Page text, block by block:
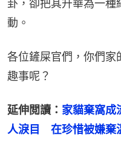
卦，卻把其升華為一
動。
各位鏟屎官們，你們家
趣事呢？
延伸閲讀： 家貓棄窩成
人淚目　在珍惜被嫌棄